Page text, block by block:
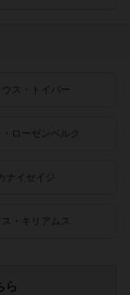
ウス・トイバー
・ローゼンベルク
カナイセイジ
ス・キリアムス
ら